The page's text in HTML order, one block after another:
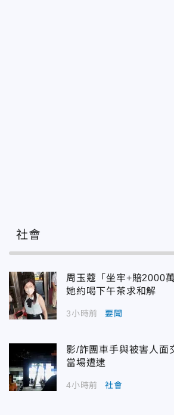
社會
周玉蔻「坐牢+賠2000
她約喝下午茶求和解
3小時前 要聞
影/詐團車手與被害人
當場遭逮
4小時前 社會